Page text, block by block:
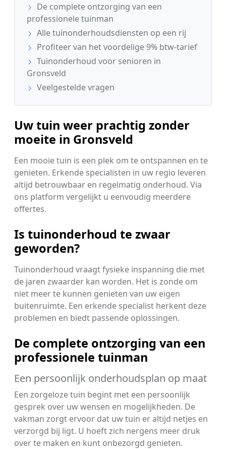
De complete ontzorging van een
professionele tuinman
Alle tuinonderhoudsdiensten op een rij
Profiteer van het voordelige 9% btw-tarief
Tuinonderhoud voor senioren in
Gronsveld
Veelgestelde vragen
Uw tuin weer prachtig zonder
moeite in Gronsveld
Een mooie tuin is een plek om te ontspannen en te
genieten. Erkende specialisten in uw regio leveren
altijd betrouwbaar en regelmatig onderhoud. Via
ons platform vergelijkt u eenvoudig meerdere
offertes.
Is tuinonderhoud te zwaar
geworden?
Tuinonderhoud vraagt fysieke inspanning die met
de jaren zwaarder kan worden. Het is zonde om
niet meer te kunnen genieten van uw eigen
buitenruimte. Een erkende specialist herkent deze
problemen en biedt passende oplossingen.
De complete ontzorging van een
professionele tuinman
Een persoonlijk onderhoudsplan op maat
Een zorgeloze tuin begint met een persoonlijk
gesprek over uw wensen en mogelijkheden. De
vakman zorgt ervoor dat uw tuin er altijd netjes en
verzorgd bij ligt. U hoeft zich nergens meer druk
over te maken en kunt onbezorgd genieten.